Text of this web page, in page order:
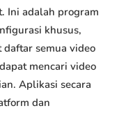
Ini adalah program
khusus,
semua video
mencari video
Aplikasi secara
dan